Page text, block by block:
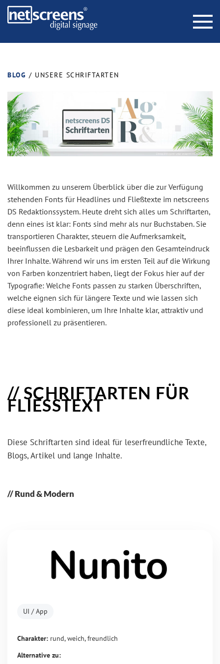
BLOG UNSERE SCHRIFTARTEN
Willkommen zu unserem Überblick über die zur Verfügung
stehenden Fonts für Headlines und Fließtexte im netscreens
DS Redaktionssystem. Heute dreht sich alles um Schriftarten,
denn eines ist klar: Fonts sind mehr als nur Buchstaben. Sie
transportieren Charakter, steuern die Aufmerksamkeit,
beeinflussen die Lesbarkeit und prägen den Gesamteindruck
Ihrer Inhalte. Während wir uns im ersten Teil auf die Wirkung
von Farben konzentriert haben, liegt der Fokus hier auf der
Typografie: Welche Fonts passen zu starken Überschriften,
welche eignen sich für längere Texte und wie lassen sich
diese ideal kombinieren, um Ihre Inhalte klar, attraktiv und
professionell zu präsentieren.
SCHRIFTARTEN FÜR
FLIESSTEXT
Diese Schriftarten sind ideal für leserfreundliche Texte,
Blogs, Artikel und lange Inhalte.
Rund & Modern
UI / App
Charakter: rund, weich, freundlich
Alternative zu: